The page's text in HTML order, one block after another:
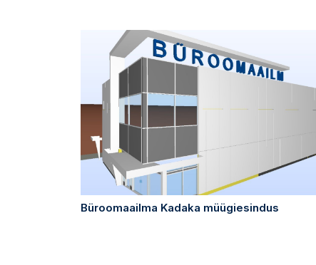
Büroomaailma Kadaka müügiesindus